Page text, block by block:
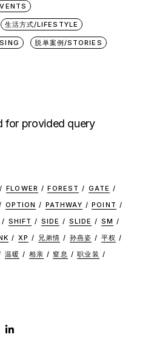
生活方式/LIFESTYLE
脱单案例/STORIES
for provided query
FLOWER FOREST
GATE
OPTION PATHWAY
POINT
SHIFT SIDE SLIDE
SM
XP 兄弟情 孙燕姿
平权
温暖 相亲 窒息
职业装